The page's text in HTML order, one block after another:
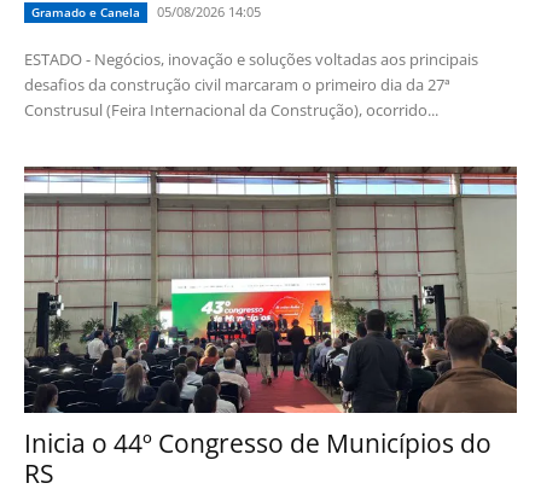
Gramado e Canela 05/08/2026 14:05
ESTADO - Negócios, inovação e soluções voltadas aos principais
desafios da construção civil marcaram o primeiro dia da 27ª
Construsul (Feira Internacional da Construção), ocorrido...
Inicia o 44º Congresso de Municípios do
RS